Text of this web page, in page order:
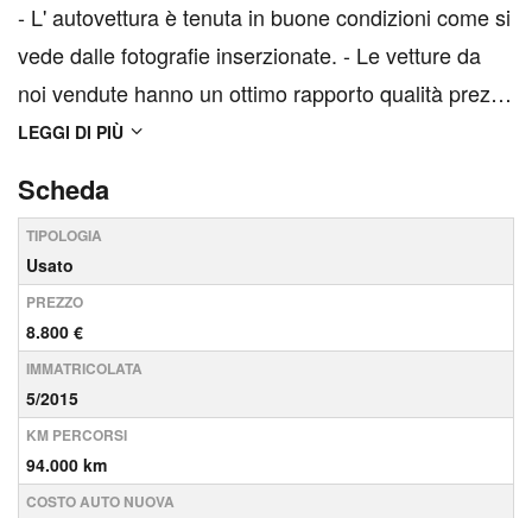
- L' autovettura è tenuta in buone condizioni come si
vede dalle fotografie inserzionate. - Le vetture da
noi vendute hanno un ottimo rapporto qualità prezzo
con chilometraggio certificato e riportato sia in
Legale di Conformità 12 mes...
LEGGI DI PIÙ
Scheda
TIPOLOGIA
Usato
PREZZO
8.800 €
IMMATRICOLATA
5/2015
KM PERCORSI
94.000 km
COSTO AUTO NUOVA